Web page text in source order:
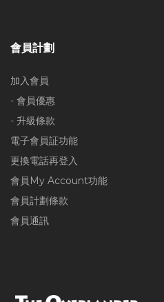
會員計劃
加入會員
- 會員優惠
- 升級條款
電子會員証功能
更換電話再登入
會員My Account功能
會員計劃條款
會員通訊